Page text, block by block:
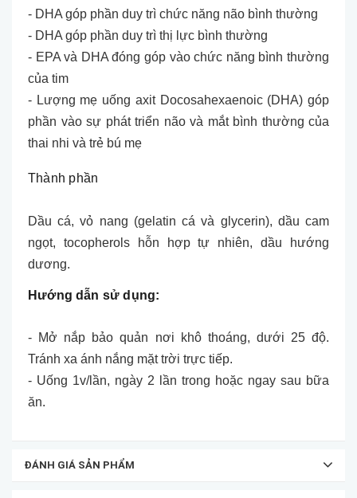
- DHA góp phần duy trì chức năng não bình thường
- DHA góp phần duy trì thị lực bình thường
- EPA và DHA đóng góp vào chức năng bình thường
của tim
- Lượng mẹ uống axit Docosahexaenoic (DHA) góp
phần vào sự phát triển não và mắt bình thường của
thai nhi và trẻ bú mẹ
Thành phần
Dầu cá, vỏ nang (gelatin cá và glycerin), dầu cam
ngọt, tocopherols hỗn hợp tự nhiên, dầu hướng
dương.
Hướng dẫn sử dụng:
- Mở nắp bảo quản nơi khô thoáng, dưới 25 độ.
Tránh xa ánh nắng mặt trời trực tiếp.
- Uống 1v/lần, ngày 2 lần trong hoặc ngay sau bữa
ăn.
ĐÁNH GIÁ SẢN PHẨM